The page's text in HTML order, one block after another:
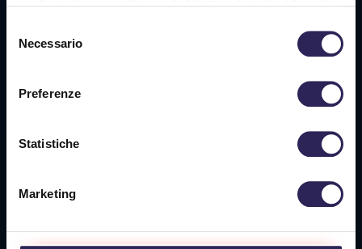
delNecessario
Preferenze
Statistiche
Marketing
19136 La Spezia (SP)
info@vigilanzalalince.it
Via Aurelia Ovest 349
Tel. +39 0585 1886053